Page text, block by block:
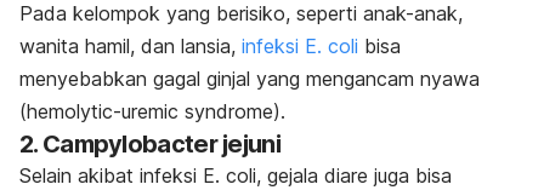
Pada kelompok yang berisiko, seperti anak-anak,
wanita hamil, dan lansia, infeksi E. coli bisa
menyebabkan gagal ginjal yang mengancam nyawa
(hemolytic-uremic syndrome).
2. Campylobacter jejuni
Selain akibat infeksi E. coli, gejala diare juga bisa